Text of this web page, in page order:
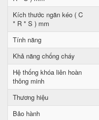
Kích thước ngăn kéo ( C
* R * S ) mm
Tính năng
Khả năng chống cháy
Hệ thống khóa liên hoàn
thông minh
Thương hiệu
Bảo hành